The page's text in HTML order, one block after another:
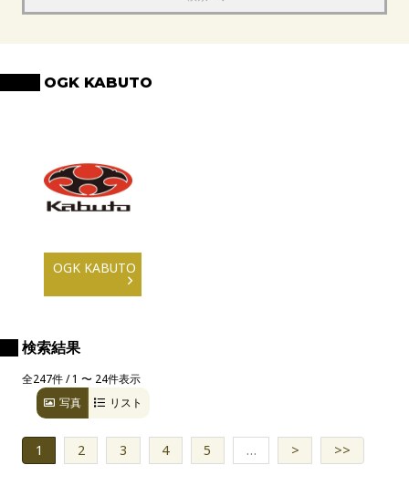
OGK KABUTO
OGK KABUTO
検索結果
全247件 / 1 〜 24件表示
写真
リスト
1 2 3 4 5 … > >>